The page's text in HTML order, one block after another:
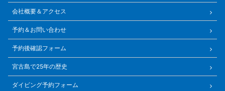
会社概要＆アクセス
予約＆お問い合わせ
予約後確認フォーム
宮古島で25年の歴史
ダイビング予約フォーム